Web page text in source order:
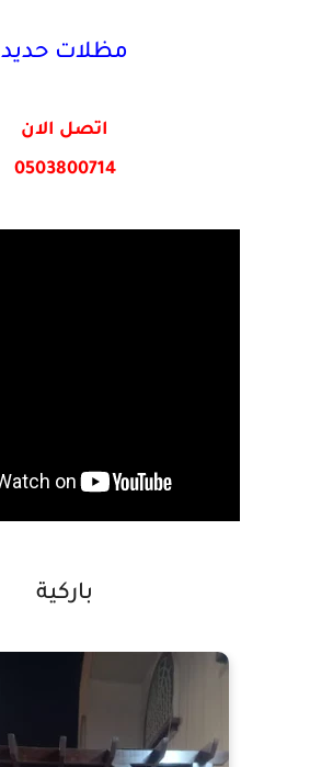
مظلات حديد
اتصل الان
0503800714
باركية